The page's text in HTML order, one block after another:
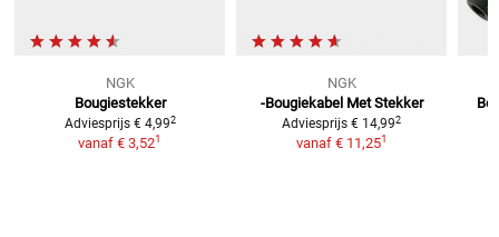
NGK
Bougiestekker
Adviesprijs € 4,992
vanaf € 3,521
NGK
-Bougiekabel Met Stekker
Adviesprijs € 14,992
vanaf € 11,251